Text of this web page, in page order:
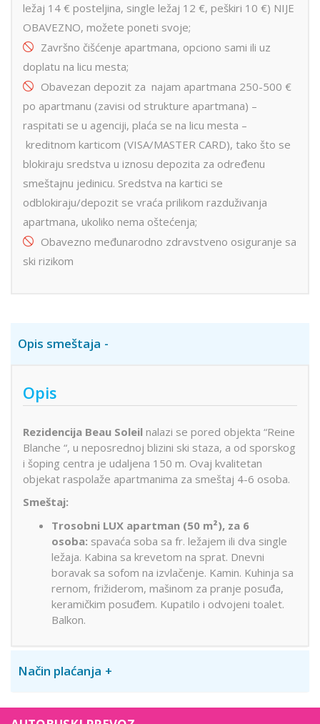
ležaj 14 € posteljina, single ležaj 12 €, peškiri 10 €) NIJE
OBAVEZNO, možete poneti svoje;
Završno čišćenje apartmana, opciono sami ili uz
doplatu na licu mesta;
Obavezan depozit za najam apartmana 250-500 €
po apartmanu (zavisi od strukture apartmana) –
raspitati se u agenciji, plaća se na licu mesta –
kreditnom karticom (VISA/MASTER CARD), tako što se
blokiraju sredstva u iznosu depozita za određenu
smeštajnu jedinicu. Sredstva na kartici se
odblokiraju/depozit se vraća prilikom razduživanja
apartmana, ukoliko nema oštećenja;
Obavezno međunarodno zdravstveno osiguranje sa
ski rizikom
Opis smeštaja
Opis
Rezidencija Beau Soleil nalazi se pored objekta “Reine
Blanche “, u neposrednoj blizini ski staza, a od sporskog
i šoping centra je udaljena 150 m. Ovaj kvalitetan
objekat raspolaže apartmanima za smeštaj 4-6 osoba.
Smeštaj:
Trosobni LUX apartman (50 m²), za 6
osoba: spavaća soba sa fr. ležajem ili dva single
ležaja. Kabina sa krevetom na sprat. Dnevni
boravak sa sofom na izvlačenje. Kamin. Kuhinja sa
rernom, frižiderom, mašinom za pranje posuđa,
keramičkim posuđem. Kupatilo i odvojeni toalet.
Balkon.
Način plaćanja